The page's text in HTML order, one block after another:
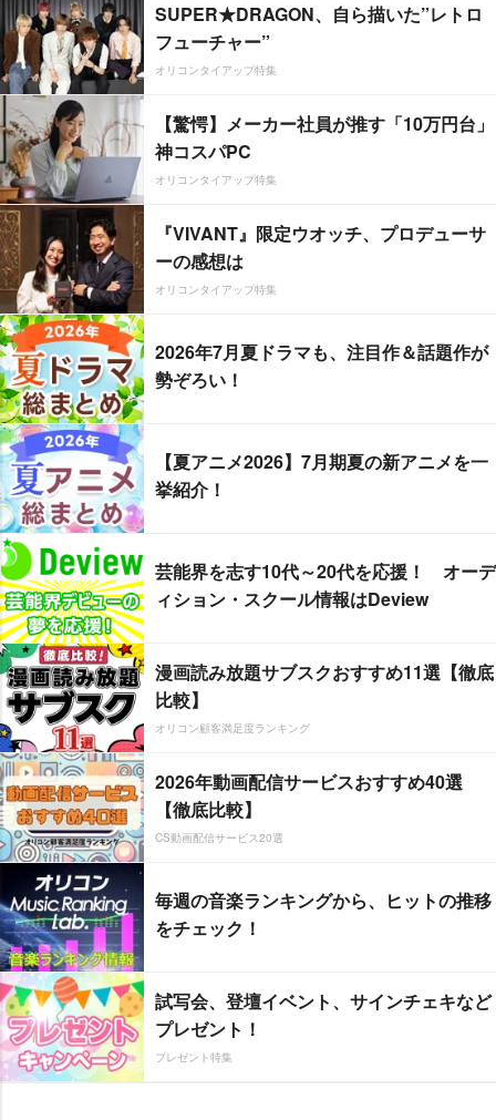
SUPER★DRAGON、自ら描いた”レトロ
フューチャー”
オリコンタイアップ特集
【驚愕】メーカー社員が推す「10万円台」
神コスパPC
オリコンタイアップ特集
『VIVANT』限定ウオッチ、プロデューサ
ーの感想は
オリコンタイアップ特集
2026年7月夏ドラマも、注目作＆話題作が
勢ぞろい！
【夏アニメ2026】7月期夏の新アニメを一
挙紹介！
芸能界を志す10代～20代を応援！ オーデ
ィション・スクール情報はDeview
漫画読み放題サブスクおすすめ11選【徹底
比較】
オリコン顧客満足度ランキング
2026年動画配信サービスおすすめ40選
【徹底比較】
CS動画配信サービス20選
毎週の音楽ランキングから、ヒットの推移
をチェック！
試写会、登壇イベント、サインチェキなど
プレゼント！
プレゼント特集